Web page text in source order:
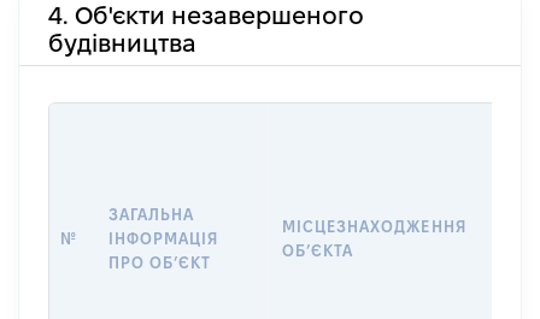
4. Об'єкти незавершеного
будівництва
№
ЗАГАЛЬНА
ІНФОРМАЦІЯ
ПРО ОБʼЄКТ
МІСЦЕЗНАХОДЖЕННЯ
ОБʼЄКТА